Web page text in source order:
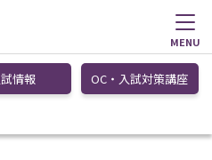
MENU
情報
OC・入試対策講座